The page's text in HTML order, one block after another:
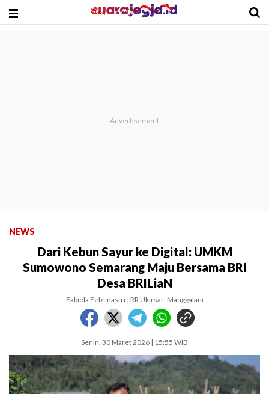
NEWS
Dari Kebun Sayur ke Digital: UMKM
Sumowono Semarang Maju Bersama BRI
Desa BRILiaN
Fabiola Febrinastri | RR Ukirsari Manggalani
Senin, 30 Maret 2026 | 15:55 WIB